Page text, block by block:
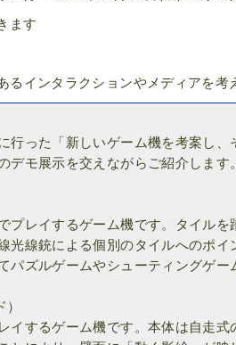
ます
るインタラクションやメディアを
った「新しいゲーム機を考案し
モ展示を交えながらご紹介します。
レイするゲーム機です。タイルを
光線銃による個別のタイルへのポ
ズルゲームやシューティングゲー
するゲーム機です。本体は自走